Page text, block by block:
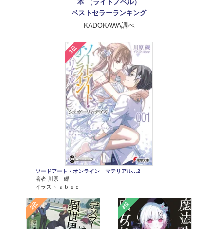
本 （ライトノベル）
ベストセラーランキング
KADOKAWA調べ
1位
ソードアート・オンライン マテリアル…2
著者 川原 礫
イラスト ａｂｅｃ
2位 3位